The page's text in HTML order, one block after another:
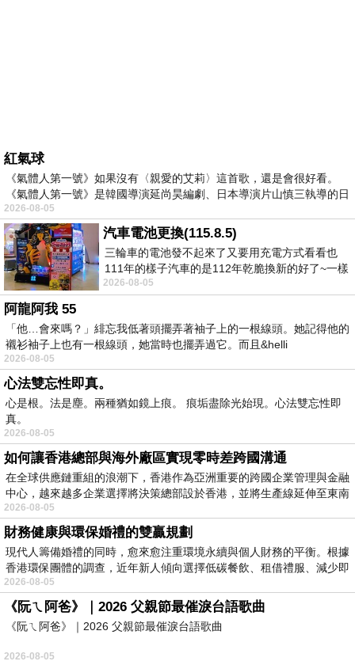
紅氣球
《氣體人第一號》如果沒有〈親愛的艾莉〉這首歌，還是會很好看。
《氣體人第一號》是韓國導演延尚昊編劇、日本導演片山慎三執導的日
2026-08-05
汽車電池更換(115.8.5)
三輪車的電池發不起來了又要用充電方式看看也
111年的樣子汽車的是112年乾脆換新的好了~一樣
在阿炮電池買的漲了一百多塊吧
2026-08-05
阿龍阿我 55
「他…會來嗎？」緋忘我低著頭擺弄著袖子上的一根線頭。她記得他的
襯衫袖子上也有一根線頭，她當時也擺弄過它。而且&helli
2026-08-05
心法雙忘性即真。
心是根。法是塵。兩種猶如鏡上痕。 痕垢盡除光始現。心法雙忘性即
真。
2026-08-05
如何讓香港總部與海外廠區實現零時差跨國溝通
在全球供應鏈重組的浪潮下，香港作為亞洲重要的跨國企業管理與金融
中心，越來越多企業選擇將決策總部設於香港，並將生產線延伸至東南
2026-08-05
財務健康與環保婚禮的雙贏規劃
現代人籌備婚禮的同時，愈來愈注重環境永續與個人財務的平衡。根據
香港環保團體的調查，近年新人傾向選擇低碳餐飲、租借禮服、減少即
2026-08-05
《阮ㄟ阿爸》｜2026 父親節最催淚台語歌曲
《阮ㄟ阿爸》｜2026 父親節最催淚台語歌曲
2026-08-05